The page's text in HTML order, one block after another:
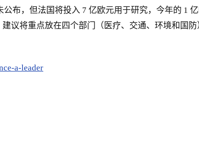
布，但法国将投入 7 亿欧元用于研究，今年的 1
议将重点放在四个部门（医疗、交通、环境和国
a-leader